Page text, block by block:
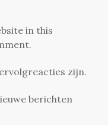
in this
zijn.
berichten